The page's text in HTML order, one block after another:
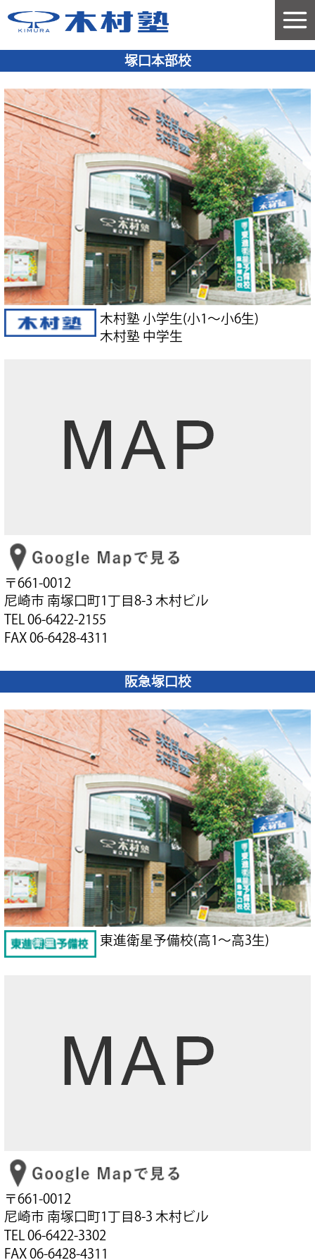
塚口本部校
木村塾 小学生(小1～小6生)
木村塾 中学生
〒661-0012
尼崎市 南塚口町1丁目8-3 木村ビル
TEL 06-6422-2155
FAX 06-6428-4311
阪急塚口校
東進衛星予備校(高1～高3生)
〒661-0012
尼崎市 南塚口町1丁目8-3 木村ビル
TEL 06-6422-3302
FAX 06-6428-4311